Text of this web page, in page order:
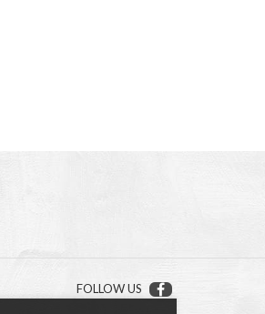
FOLLOW US